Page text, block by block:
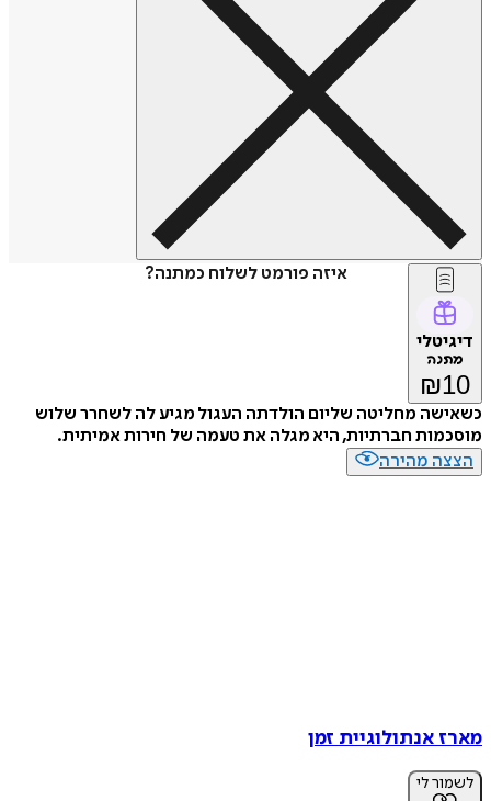
איזה פורמט לשלוח כמתנה?
דיגיטלי
מתנה
₪10
כשאישה מחליטה שליום הולדתה העגול מגיע לה לשחרר שלוש
מוסכמות חברתיות, היא מגלה את טעמה של חירות אמיתית.
הצצה מהירה
מארז אנתולוגיית זמן
לשמור לי